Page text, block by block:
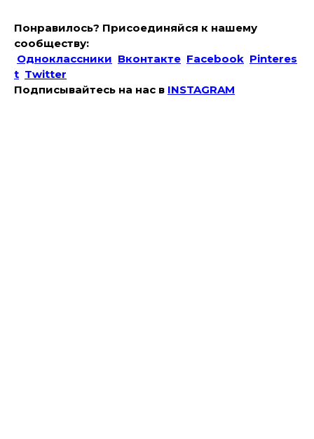
Понравилось? Присоединяйся к нашему
сообществу:
Одноклассники Вконтакте Facebook Pinteres
t Twitter
Подписывайтесь на наc в INSTAGRAM